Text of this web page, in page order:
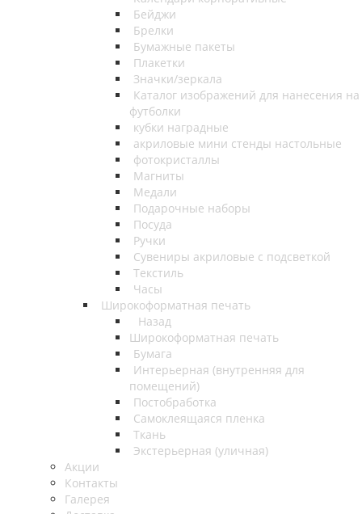
Бейджи
Брелки
Бумажные пакеты
Плакетки
Значки/зеркала
Каталог изображений для нанесения на
футболки
кубки наградные
акриловые мини стенды настольные
фотокристаллы
Магниты
Медали
Подарочные наборы
Посуда
Ручки
Сувениры акриловые с подсветкой
Текстиль
Часы
Широкоформатная печать
Назад
Широкоформатная печать
Бумага
Интерьерная (внутренняя для
помещений)
Постобработка
Самоклеящаяся пленка
Ткань
Экстерьерная (уличная)
Акции
Контакты
Галерея